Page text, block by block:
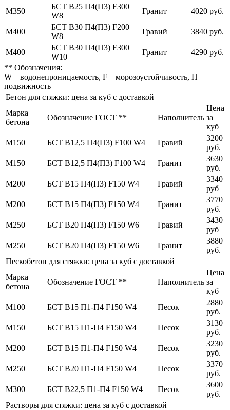
М350
БСТ В25 П4(П3) F300
W8
Гранит 4020 руб.
М400
БСТ В30 П4(П3) F200
W8
Гравий 3840 руб.
М400
БСТ В30 П4(П3) F300
W10
Гранит
4290 руб.
** Обозначения:
W – водонепроницаемость, F – морозоустойчивость, П –
подвижность
Бетон для стяжки: цена за куб с доставкой
Марка
бетона
Обозначение ГОСТ ** Наполнитель
Цена
за
куб
М150
БСТ В12,5 П4(П3) F100 W4 Гравий
3200
руб.
М150
БСТ В12,5 П4(П3) F100 W4 Гранит
3630
руб.
М200
БСТ В15 П4(П3) F150 W4 Гравий
3340
руб
М200
БСТ В15 П4(П3) F150 W4 Гранит
3770
руб.
М250
БСТ В20 П4(П3) F150 W6 Гравий
3430
руб
М250
БСТ В20 П4(П3) F150 W6 Гранит
3880
руб.
Пескобетон для стяжки: цена за куб с доставкой
Марка
бетона
Обозначение ГОСТ ** Наполнитель
Цена
за
куб
М100
БСТ В15 П1-П4 F150 W4 Песок
2880
руб.
М150
БСТ В15 П1-П4 F150 W4 Песок
3130
руб.
М200
БСТ В15 П1-П4 F150 W4 Песок
3230
руб.
М250
БСТ В20 П1-П4 F150 W4 Песок
3370
руб.
М300
БСТ В22,5 П1-П4 F150 W4 Песок
3600
руб.
Растворы для стяжки: цена за куб с доставкой